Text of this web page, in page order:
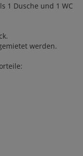
1 Dusche und 1 WC
werden.